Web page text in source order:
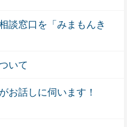
談窓口を「みまもんき
いて
お話しに伺います！